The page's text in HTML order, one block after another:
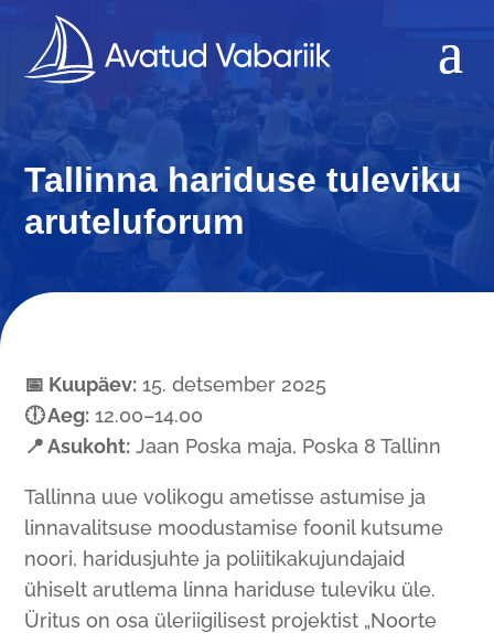
Tallinna hariduse tuleviku
aruteluforum
📅 Kuupäev: 15. detsember 2025
🕕 Aeg: 12.00–14.00
📍 Asukoht: Jaan Poska maja, Poska 8 Tallinn
Tallinna uue volikogu ametisse astumise ja
linnavalitsuse moodustamise foonil kutsume
noori, haridusjuhte ja poliitikakujundajaid
ühiselt arutlema linna hariduse tuleviku üle.
Üritus on osa üleriigilisest projektist „Noorte